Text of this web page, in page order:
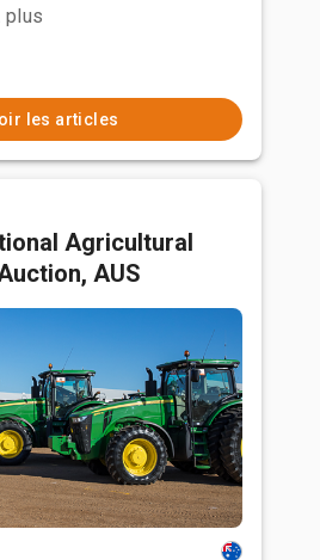
plus
les articles
Agricultural
AUS